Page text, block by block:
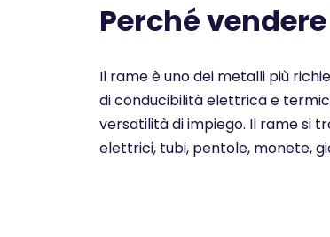
Perché
Il rame è uno dei metalli più
di conducibilità elettrica e
versatilità di impiego. Il rame si
elettrici, tubi, pentole, monete,